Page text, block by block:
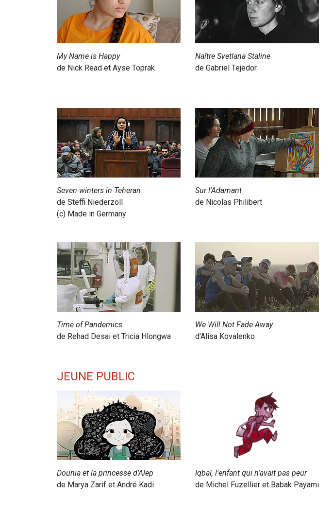
My Name is Happy
de Nick Read et Ayse Toprak
Naître Svetlana Staline
de Gabriel Tejedor
Seven winters in Teheran
de Steffi Niederzoll
(c) Made in Germany
Sur l'Adamant
de Nicolas Philibert
Time of Pandemics
de Rehad Desai et Tricia Hlongwa
We Will Not Fade Away
d'Alisa Kovalenko
JEUNE PUBLIC
Dounia et la princesse d'Alep
de Marya Zarif et André Kadi
Iqbal, l'enfant qui n'avait pas peur
de Michel Fuzellier et Babak Payami